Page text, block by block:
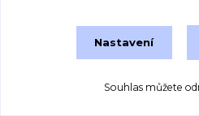
Nastavení
Souhlas můžete